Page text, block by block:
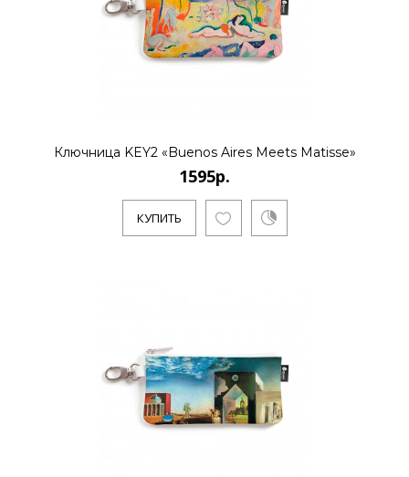
Ключница KEY2 «Buenos Aires Meets Matisse»
1595р.
КУПИТЬ